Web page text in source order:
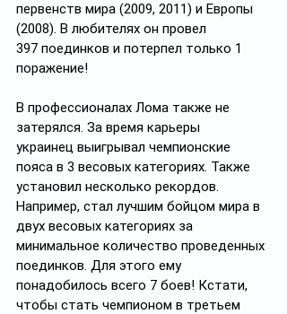
первенств мира (2009, 2011) и Европы
(2008). В любителях он провел
397 поединков и потерпел только 1
поражение!
В профессионалах Лома также не
затерялся. За время карьеры
украинец выигрывал чемпионские
пояса в 3 весовых категориях. Также
установил несколько рекордов.
Например, стал лучшим бойцом мира в
двух весовых категориях за
минимальное количество проведенных
поединков. Для этого ему
понадобилось всего 7 боев! Кстати,
чтобы стать чемпионом в третьем